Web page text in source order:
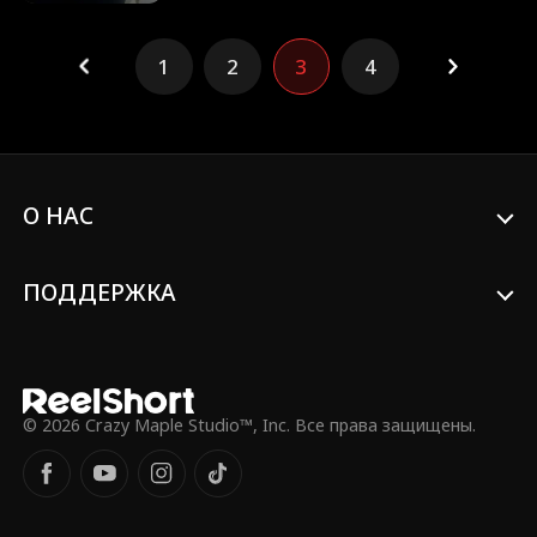
одному человеку... тому, кого ей нельзя
было любить.
1 2 3 4
О НАС
ПОДДЕРЖКА
© 2026 Crazy Maple Studio™, Inc. Все права защищены.